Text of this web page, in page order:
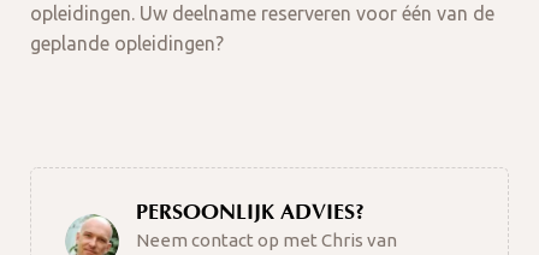
opleidingen. Uw deelname reserveren voor één van de
geplande opleidingen?
PERSOONLIJK ADVIES?
Neem contact op met Chris van